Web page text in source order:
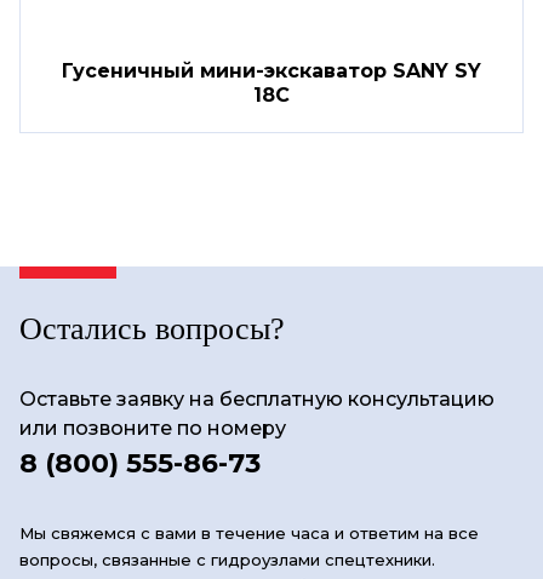
Гусеничный мини-экскаватор SANY SY
18C
Остались вопросы?
Оставьте заявку на бесплатную консультацию
или позвоните по номеру
8 (800) 555-86-73
Мы свяжемся с вами в течение часа и ответим на все
вопросы, связанные с гидроузлами спецтехники.